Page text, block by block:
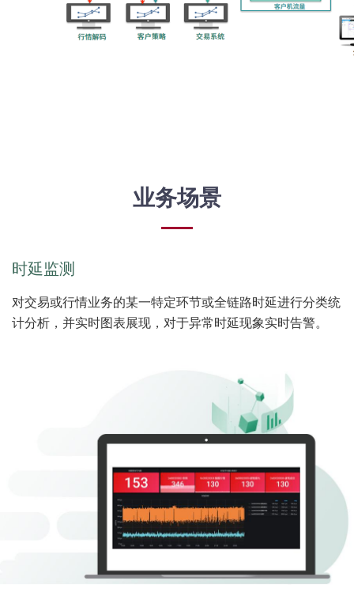
业务场景
时延监测
对交易或行情业务的某一特定环节或全链路时延进行分类统
计分析，并实时图表展现，对于异常时延现象实时告警。